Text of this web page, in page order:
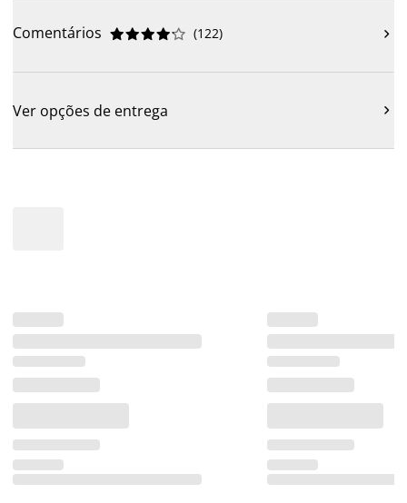
Comentários 




 (122) 
Ver opções de entrega 